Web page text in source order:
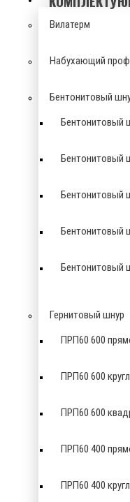
Вилатерм
Набухающий
Бентонитовый
Бентонитовый
Бентонитовый
Бентонитовый
Бентонитовый
Бентонитовый
Гернитовый шнур
ПРП60 600
ПРП60 600
ПРП60 600
ПРП60 400
ПРП60 400